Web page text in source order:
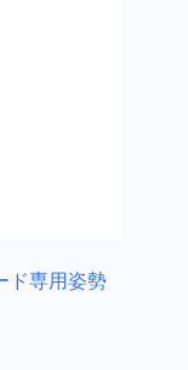
ド専用姿勢